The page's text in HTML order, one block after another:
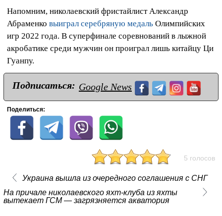
Напомним, николаевский фристайлист Александр
Абраменко выиграл серебряную медаль Олимпийских
игр 2022 года. В суперфинале соревнований в лыжной
акробатике среди мужчин он проиграл лишь китайцу Ци
Гуанпу.
Подписаться: Google News
Поделиться:
5 голосов
Украина вышла из очередного соглашения с СНГ
На причале николаевского яхт-клуба из яхты
вытекает ГСМ — загрязняется акватория